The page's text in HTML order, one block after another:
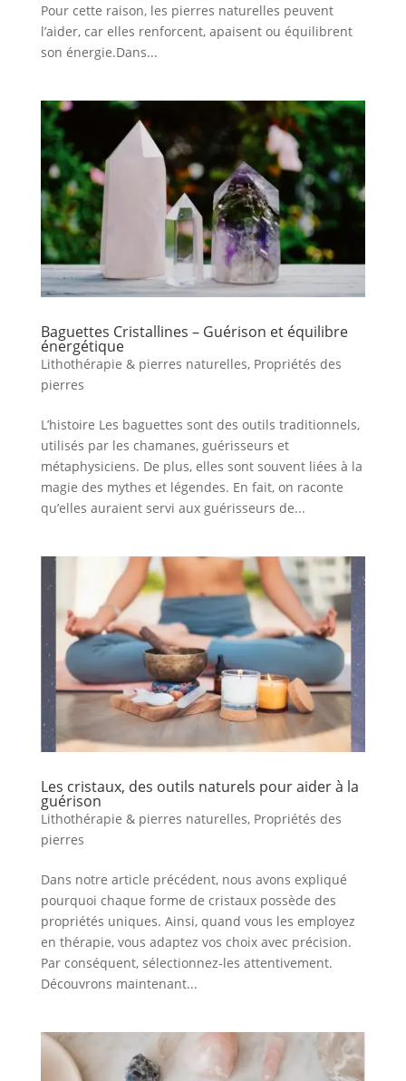
Pour cette raison, les pierres naturelles peuvent
l’aider, car elles renforcent, apaisent ou équilibrent
son énergie.Dans...
Baguettes Cristallines – Guérison et équilibre
énergétique
Lithothérapie & pierres naturelles, Propriétés des
pierres
L’histoire Les baguettes sont des outils traditionnels,
utilisés par les chamanes, guérisseurs et
métaphysiciens. De plus, elles sont souvent liées à la
magie des mythes et légendes. En fait, on raconte
qu’elles auraient servi aux guérisseurs de...
Les cristaux, des outils naturels pour aider à la
guérison
Lithothérapie & pierres naturelles, Propriétés des
pierres
Dans notre article précédent, nous avons expliqué
pourquoi chaque forme de cristaux possède des
propriétés uniques. Ainsi, quand vous les employez
en thérapie, vous adaptez vos choix avec précision.
Par conséquent, sélectionnez‑les attentivement.
Découvrons maintenant...